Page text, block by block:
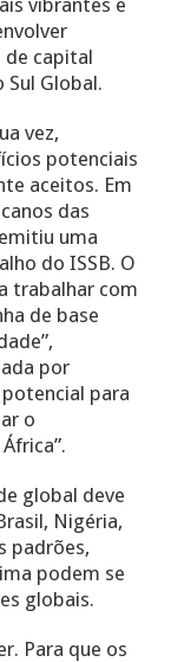
vibrantes e
capital
Global.
vez,
potenciais
aceitos. Em
das
uma
do ISSB. O
trabalhar com
de base
por
para
o
global deve
Nigéria,
padrões,
podem se
globais.
Para que os